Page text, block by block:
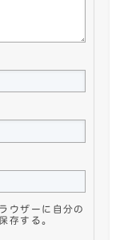
ウザーに自分の
存する。